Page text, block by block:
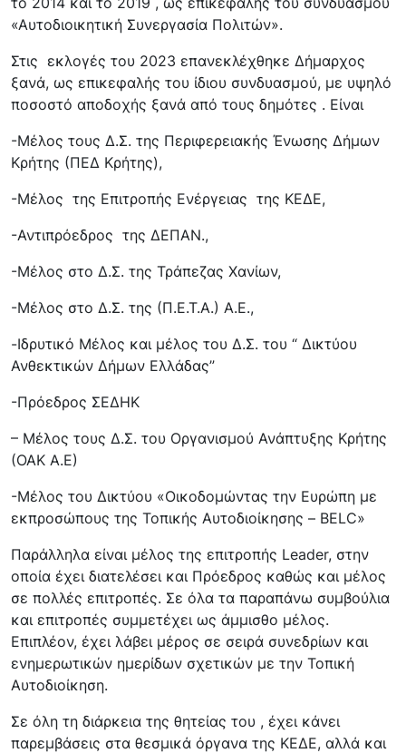
«Αυτοδιοικητική Συνεργασία Πολιτών».
Στις εκλογές του 2023 επανεκλέχθηκε Δήμαρχος
ξανά, ως επικεφαλής του ίδιου συνδυασμού, με υψηλό
ποσοστό αποδοχής ξανά από τους δημότες . Είναι
-Μέλος τους Δ.Σ. της Περιφερειακής Ένωσης Δήμων
Κρήτης (ΠΕΔ Κρήτης),
-Μέλος της Επιτροπής Ενέργειας της ΚΕΔΕ,
-Αντιπρόεδρος της ΔΕΠΑΝ.,
-Μέλος στο Δ.Σ. της Τράπεζας Χανίων,
-Μέλος στο Δ.Σ. της (Π.Ε.Τ.Α.) Α.Ε.,
-Ιδρυτικό Μέλος και μέλος του Δ.Σ. του “ Δικτύου
Ανθεκτικών Δήμων Ελλάδας”
-Πρόεδρος ΣΕΔΗΚ
– Μέλος τους Δ.Σ. του Οργανισμού Ανάπτυξης Κρήτης
(ΟΑΚ Α.Ε)
-Μέλος του Δικτύου «Οικοδομώντας την Ευρώπη με
εκπροσώπους της Τοπικής Αυτοδιοίκησης – BELC»
Παράλληλα είναι μέλος της επιτροπής Leader, στην
οποία έχει διατελέσει και Πρόεδρος καθώς και μέλος
σε πολλές επιτροπές. Σε όλα τα παραπάνω συμβούλια
και επιτροπές συμμετέχει ως άμμισθο μέλος.
Επιπλέον, έχει λάβει μέρος σε σειρά συνεδρίων και
ενημερωτικών ημερίδων σχετικών με την Τοπική
Αυτοδιοίκηση.
Σε όλη τη διάρκεια της θητείας του , έχει κάνει
παρεμβάσεις στα θεσμικά όργανα της ΚΕΔΕ, αλλά και